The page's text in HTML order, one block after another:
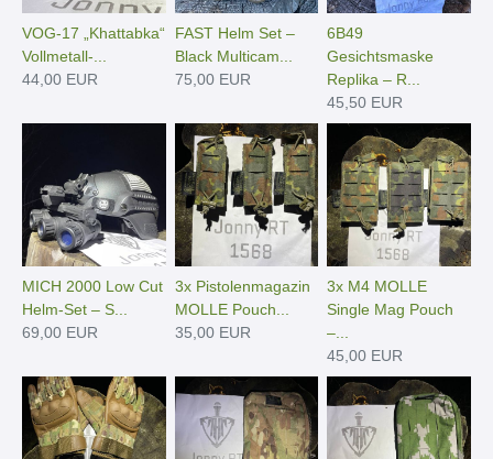
VOG-17 „Khattabka“
Vollmetall-...
44,00 EUR
FAST Helm Set –
Black Multicam...
75,00 EUR
6B49
Gesichtsmaske
Replika – R...
45,50 EUR
MICH 2000 Low Cut
Helm-Set – S...
69,00 EUR
3x Pistolenmagazin
MOLLE Pouch...
35,00 EUR
3x M4 MOLLE
Single Mag Pouch
–...
45,00 EUR